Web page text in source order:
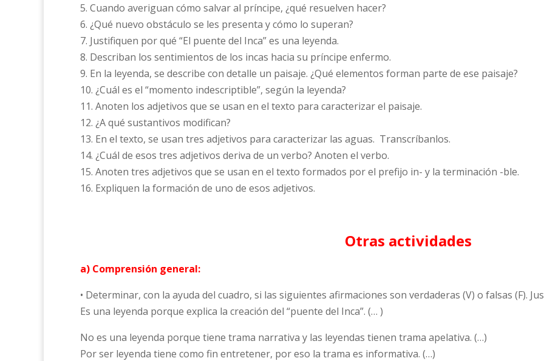
5. Cuando averiguan cómo salvar al príncipe, ¿qué resuelven hacer?
6. ¿Qué nuevo obstáculo se les presenta y cómo lo superan?
7. Justifiquen por qué “El puente del Inca” es una leyenda.
8. Describan los sentimientos de los incas hacia su príncipe enfermo.
9. En la leyenda, se describe con detalle un paisaje. ¿Qué elementos forman parte de ese paisaje?
10. ¿Cuál es el “momento indescriptible”, según la leyenda?
11. Anoten los adjetivos que se usan en el texto para caracterizar el paisaje.
12. ¿A qué sustantivos modifican?
13. En el texto, se usan tres adjetivos para caracterizar las aguas. Transcríbanlos.
14. ¿Cuál de esos tres adjetivos deriva de un verbo? Anoten el verbo.
15. Anoten tres adjetivos que se usan en el texto formados por el prefijo in- y la terminación -ble.
16. Expliquen la formación de uno de esos adjetivos.
Otras actividades
a) Comprensión general:
• Determinar, con la ayuda del cuadro, si las siguientes afirmaciones son verdaderas (V) o falsas (F).
Es una leyenda porque explica la creación del “puente del Inca”. (… )
No es una leyenda porque tiene trama narrativa y las leyendas tienen trama apelativa. (…)
Por ser leyenda tiene como fin entretener, por eso la trama es informativa. (…)